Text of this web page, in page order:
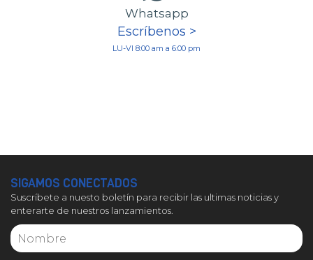
Whatsapp
Escríbenos >
LU-VI 8:00 am a 6:00 pm
SIGAMOS CONECTADOS
Suscríbete a nuesto boletín para recibir las ultimas noticias y
enterarte de nuestros lanzamientos.